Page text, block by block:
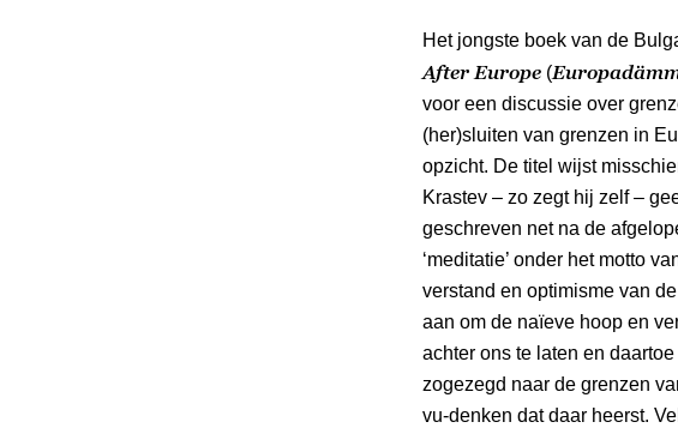
Het jongste boek van de
After Europe (
voor een discussie over
(her)sluiten van grenzen in
opzicht. De titel wijst
Krastev – zo zegt hij zelf –
geschreven net na de
‘meditatie’ onder het motto
verstand en optimisme van
aan om de naïeve hoop en
achter ons te laten en
zogezegd naar de grenzen
vu-denken dat daar heerst.